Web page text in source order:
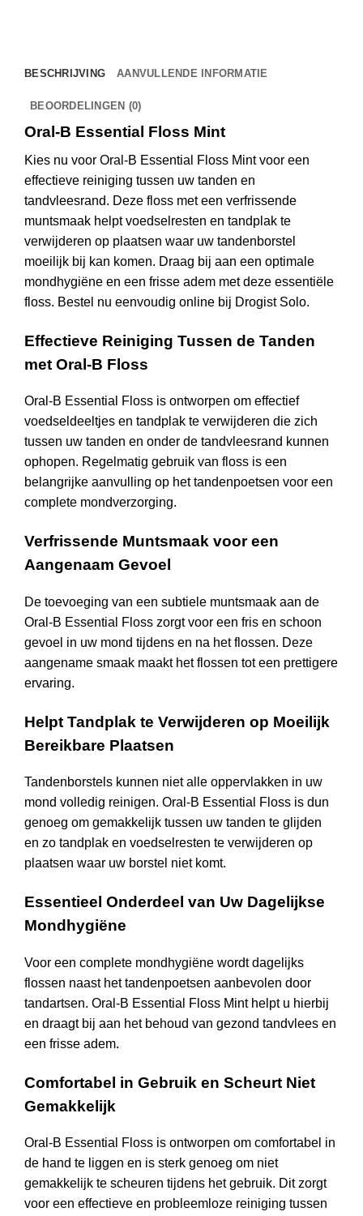
BESCHRIJVING AANVULLENDE INFORMATIE
BEOORDELINGEN (0)
Oral-B Essential Floss Mint
Kies nu voor Oral-B Essential Floss Mint voor een
effectieve reiniging tussen uw tanden en
tandvleesrand. Deze floss met een verfrissende
muntsmaak helpt voedselresten en tandplak te
verwijderen op plaatsen waar uw tandenborstel
moeilijk bij kan komen. Draag bij aan een optimale
mondhygiëne en een frisse adem met deze essentiële
floss. Bestel nu eenvoudig online bij Drogist Solo.
Effectieve Reiniging Tussen de Tanden
met Oral-B Floss
Oral-B Essential Floss is ontworpen om effectief
voedseldeeltjes en tandplak te verwijderen die zich
tussen uw tanden en onder de tandvleesrand kunnen
ophopen. Regelmatig gebruik van floss is een
belangrijke aanvulling op het tandenpoetsen voor een
complete mondverzorging.
Verfrissende Muntsmaak voor een
Aangenaam Gevoel
De toevoeging van een subtiele muntsmaak aan de
Oral-B Essential Floss zorgt voor een fris en schoon
gevoel in uw mond tijdens en na het flossen. Deze
aangename smaak maakt het flossen tot een prettigere
ervaring.
Helpt Tandplak te Verwijderen op Moeilijk
Bereikbare Plaatsen
Tandenborstels kunnen niet alle oppervlakken in uw
mond volledig reinigen. Oral-B Essential Floss is dun
genoeg om gemakkelijk tussen uw tanden te glijden
en zo tandplak en voedselresten te verwijderen op
plaatsen waar uw borstel niet komt.
Essentieel Onderdeel van Uw Dagelijkse
Mondhygiëne
Voor een complete mondhygiëne wordt dagelijks
flossen naast het tandenpoetsen aanbevolen door
tandartsen. Oral-B Essential Floss Mint helpt u hierbij
en draagt bij aan het behoud van gezond tandvlees en
een frisse adem.
Comfortabel in Gebruik en Scheurt Niet
Gemakkelijk
Oral-B Essential Floss is ontworpen om comfortabel in
de hand te liggen en is sterk genoeg om niet
gemakkelijk te scheuren tijdens het gebruik. Dit zorgt
voor een effectieve en probleemloze reiniging tussen